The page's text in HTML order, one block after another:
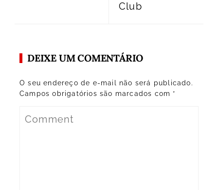
Club
DEIXE UM COMENTÁRIO
O seu endereço de e-mail não será publicado.
Campos obrigatórios são marcados com *